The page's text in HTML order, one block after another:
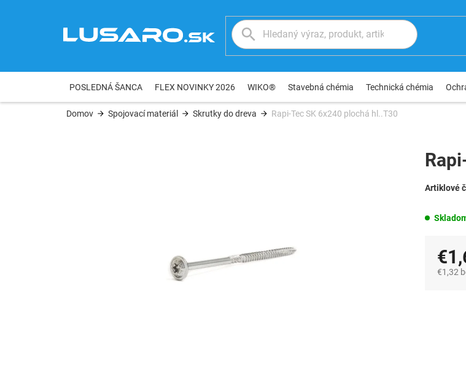
POSLEDNÁ ŠANCA FLEX NOVINKY 2026 WIKO® Stavebná chémia Technická chémia
Domov Spojovací materiál Skrutky do dreva Rapi-Tec SK 6x240 plochá hl..T30
€1,32